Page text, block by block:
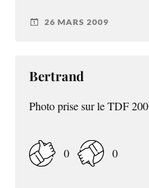
26 MARS 2009
Bertrand
Photo prise sur le TDF
0 0